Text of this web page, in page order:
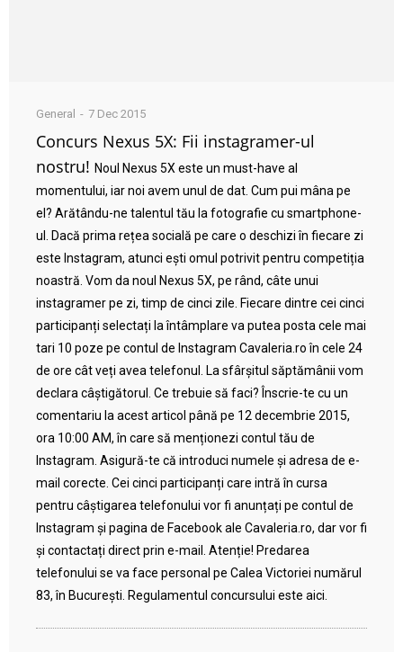
General 7 Dec 2015
Concurs Nexus 5X: Fii instagramer-ul
nostru! Noul Nexus 5X este un must-have al
momentului, iar noi avem unul de dat. Cum pui mâna pe
el? Arătându-ne talentul tău la fotografie cu smartphone-
ul. Dacă prima rețea socială pe care o deschizi în fiecare zi
este Instagram, atunci ești omul potrivit pentru competiția
noastră. Vom da noul Nexus 5X, pe rând, câte unui
instagramer pe zi, timp de cinci zile. Fiecare dintre cei cinci
participanți selectați la întâmplare va putea posta cele mai
tari 10 poze pe contul de Instagram Cavaleria.ro în cele 24
de ore cât veți avea telefonul. La sfârșitul săptămânii vom
declara câștigătorul. Ce trebuie să faci? Înscrie-te cu un
comentariu la acest articol până pe 12 decembrie 2015,
ora 10:00 AM, în care să menționezi contul tău de
Instagram. Asigură-te că introduci numele și adresa de e-
mail corecte. Cei cinci participanți care intră în cursa
pentru câștigarea telefonului vor fi anunțați pe contul de
Instagram și pagina de Facebook ale Cavaleria.ro, dar vor fi
și contactați direct prin e-mail. Atenție! Predarea
telefonului se va face personal pe Calea Victoriei numărul
83, în București. Regulamentul concursului este aici.